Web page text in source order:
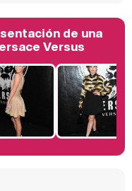
de una
Versus